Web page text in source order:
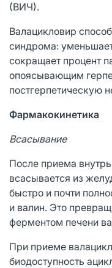
(ВИЧ).
Валацикловир
синдрома:
сокращает процент
опоясывающим
постгерпетическую
Фармакокинетика
Всасывание
После приема
всасывается из
быстро и почти
и валин. Это
ферментом печени
При приеме
биодоступность